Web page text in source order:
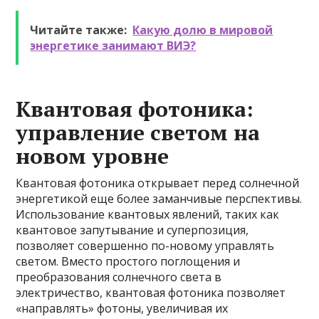
Читайте также: Какую долю в мировой
энергетике занимают ВИЭ?
Квантовая фотоника:
управление светом на
новом уровне
Квантовая фотоника открывает перед солнечной
энергетикой еще более заманчивые перспективы.
Использование квантовых явлений, таких как
квантовое запутывание и суперпозиция,
позволяет совершенно по-новому управлять
светом. Вместо простого поглощения и
преобразования солнечного света в
электричество, квантовая фотоника позволяет
«направлять» фотоны, увеличивая их